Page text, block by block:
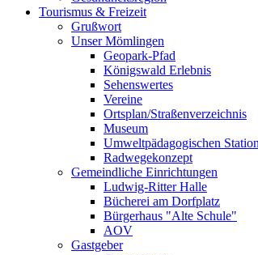
Tourismus & Freizeit
Grußwort
Unser Mömlingen
Geopark-Pfad
Königswald Erlebnis
Sehenswertes
Vereine
Ortsplan/Straßenverzeichnis
Museum
Umweltpädagogischen Station
Radwegekonzept
Gemeindliche Einrichtungen
Ludwig-Ritter Halle
Bücherei am Dorfplatz
Bürgerhaus "Alte Schule"
AOV
Gastgeber